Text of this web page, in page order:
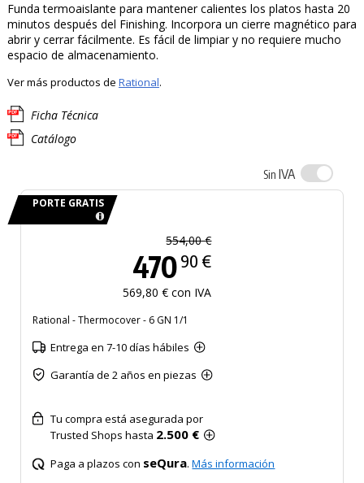
Funda termoaislante para mantener calientes los platos hasta 20
minutos después del Finishing. Incorpora un cierre magnético para
abrir y cerrar fácilmente. Es fácil de limpiar y no requiere mucho
espacio de almacenamiento.
Ver más productos de Rational.
Ficha Técnica
Catálogo
Sin IVA
PORTE GRATIS
554,00 €
470 90 €
569,80 € con IVA
Rational - Thermocover - 6 GN 1/1
Entrega en 7-10 días hábiles
Garantía de 2 años en piezas
Tu compra está asegurada por
Trusted Shops hasta 2.500 €
Paga a plazos con seQura.Más información